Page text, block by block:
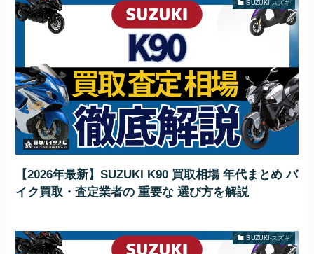
SUZUKI-スズキ
【2026年最新】SUZUKI K90 買取相場 年代まとめ バ
イク買取・査定業者の 重要な 選び方を解説
SUZUKI-スズキ